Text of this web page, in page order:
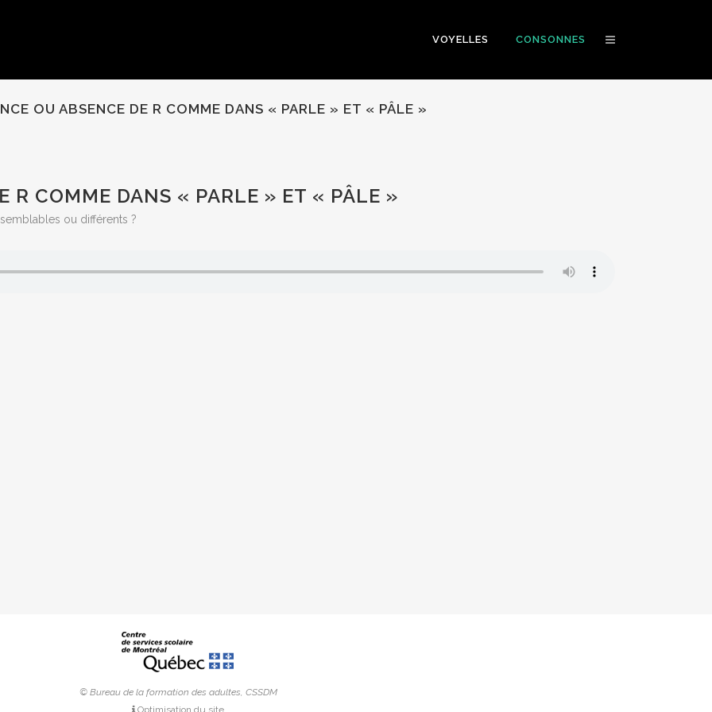
VOYELLES CONSONNES
OU ABSENCE DE R COMME DANS « PARLE » ET « PÂLE »
R COMME DANS « PARLE » ET « PÂLE »
ou différents ?
© Bureau de la formation des adultes, CSSDM
Optimisation du site